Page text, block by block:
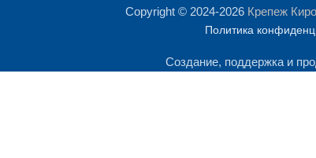
Copyright © 2024-2026 Крепеж
Политика
Создание, поддержка и